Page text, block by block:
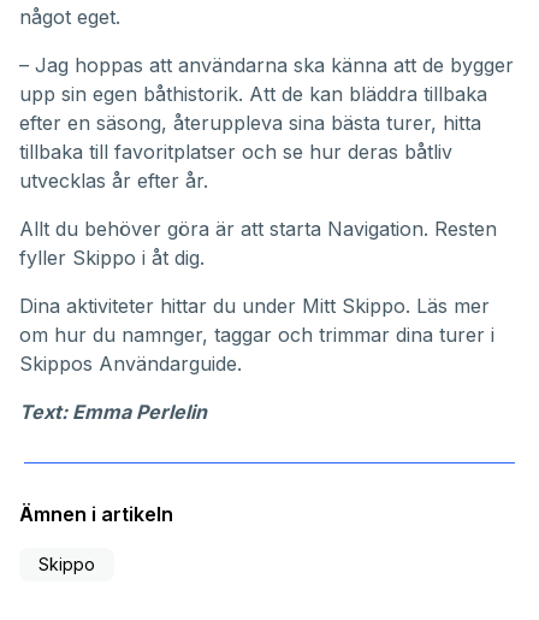
något eget.
– Jag hoppas att användarna ska känna att de bygger
upp sin egen båthistorik. Att de kan bläddra tillbaka
efter en säsong, återuppleva sina bästa turer, hitta
tillbaka till favoritplatser och se hur deras båtliv
utvecklas år efter år.
Allt du behöver göra är att starta Navigation. Resten
fyller Skippo i åt dig.
Dina aktiviteter hittar du under Mitt Skippo. Läs mer
om hur du namnger, taggar och trimmar dina turer i
Skippos Användarguide.
Text: Emma Perlelin
Ämnen i artikeln
Skippo